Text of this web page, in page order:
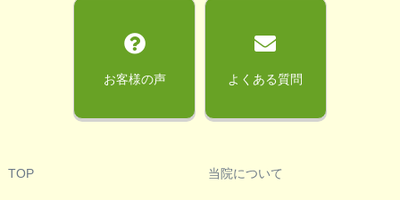
お客様の声 よくある質問
TOP 当院について